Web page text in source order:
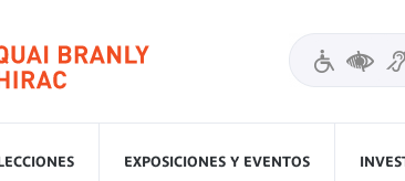
EXPOSICIONES Y EVENTOS